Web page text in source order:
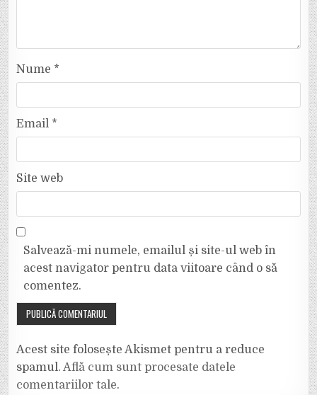
Nume *
Email *
Site web
Salvează-mi numele, emailul și site-ul web în
acest navigator pentru data viitoare când o să
comentez.
Acest site folosește Akismet pentru a reduce
spamul.Află cum sunt procesate datele
comentariilor tale.